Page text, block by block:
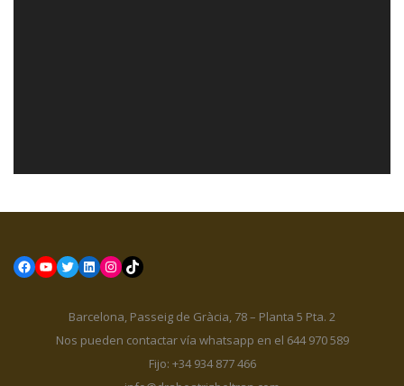
Facebook
YouTube
Twitter
LinkedIn
Instagram
TikTok
Barcelona, Passeig de Gràcia, 78 – Planta 5 Pta. 2
Nos pueden contactar vía whatsapp en el 644 970 589
Fijo: +34 934 877 466